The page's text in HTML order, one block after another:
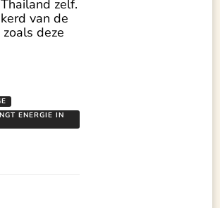
zelf.
van de
deze
ENERGIE IN